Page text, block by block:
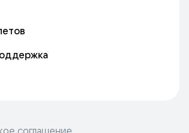
соглашение